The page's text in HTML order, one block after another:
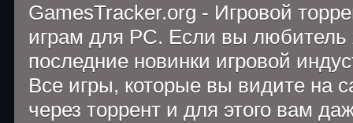
GamesTracker.org - Игровой
играм для PC. Если вы
последние новинки игровой
Все игры, которые вы видите на
через торрент и для этого вам